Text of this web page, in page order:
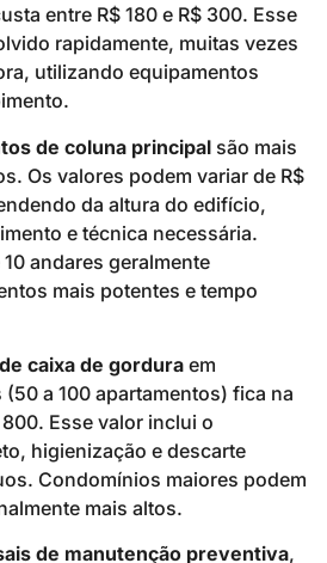
entre R$ 180 e R$ 300. Esse
rapidamente, muitas vezes
utilizando equipamentos
de coluna principal são mais
Os valores podem variar de R$
da altura do edifício,
e técnica necessária.
andares geralmente
mais potentes e tempo
caixa de gordura em
a 100 apartamentos) fica na
Esse valor inclui o
higienização e descarte
Condomínios maiores podem
mais altos.
de manutenção preventiva,